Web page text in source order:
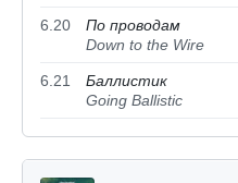
6.20
По проводам
Down to the Wire
6.21
Баллистик
Going Ballistic